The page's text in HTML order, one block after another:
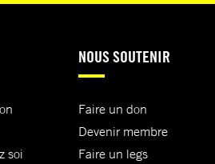
soi
NOUS SOUTENIR
Faire un don
Devenir membre
Faire un legs